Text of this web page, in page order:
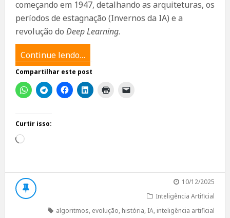
começando em 1947, detalhando as arquiteturas, os
períodos de estagnação (Invernos da IA) e a
revolução do Deep Learning.
Continue lendo…
Compartilhar este post
Curtir isso:
Carregando...
10/12/2025
Inteligência Artificial
algoritmos, evolução, história, IA, inteligência artificial